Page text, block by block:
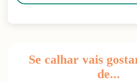
Se calhar vais
de...